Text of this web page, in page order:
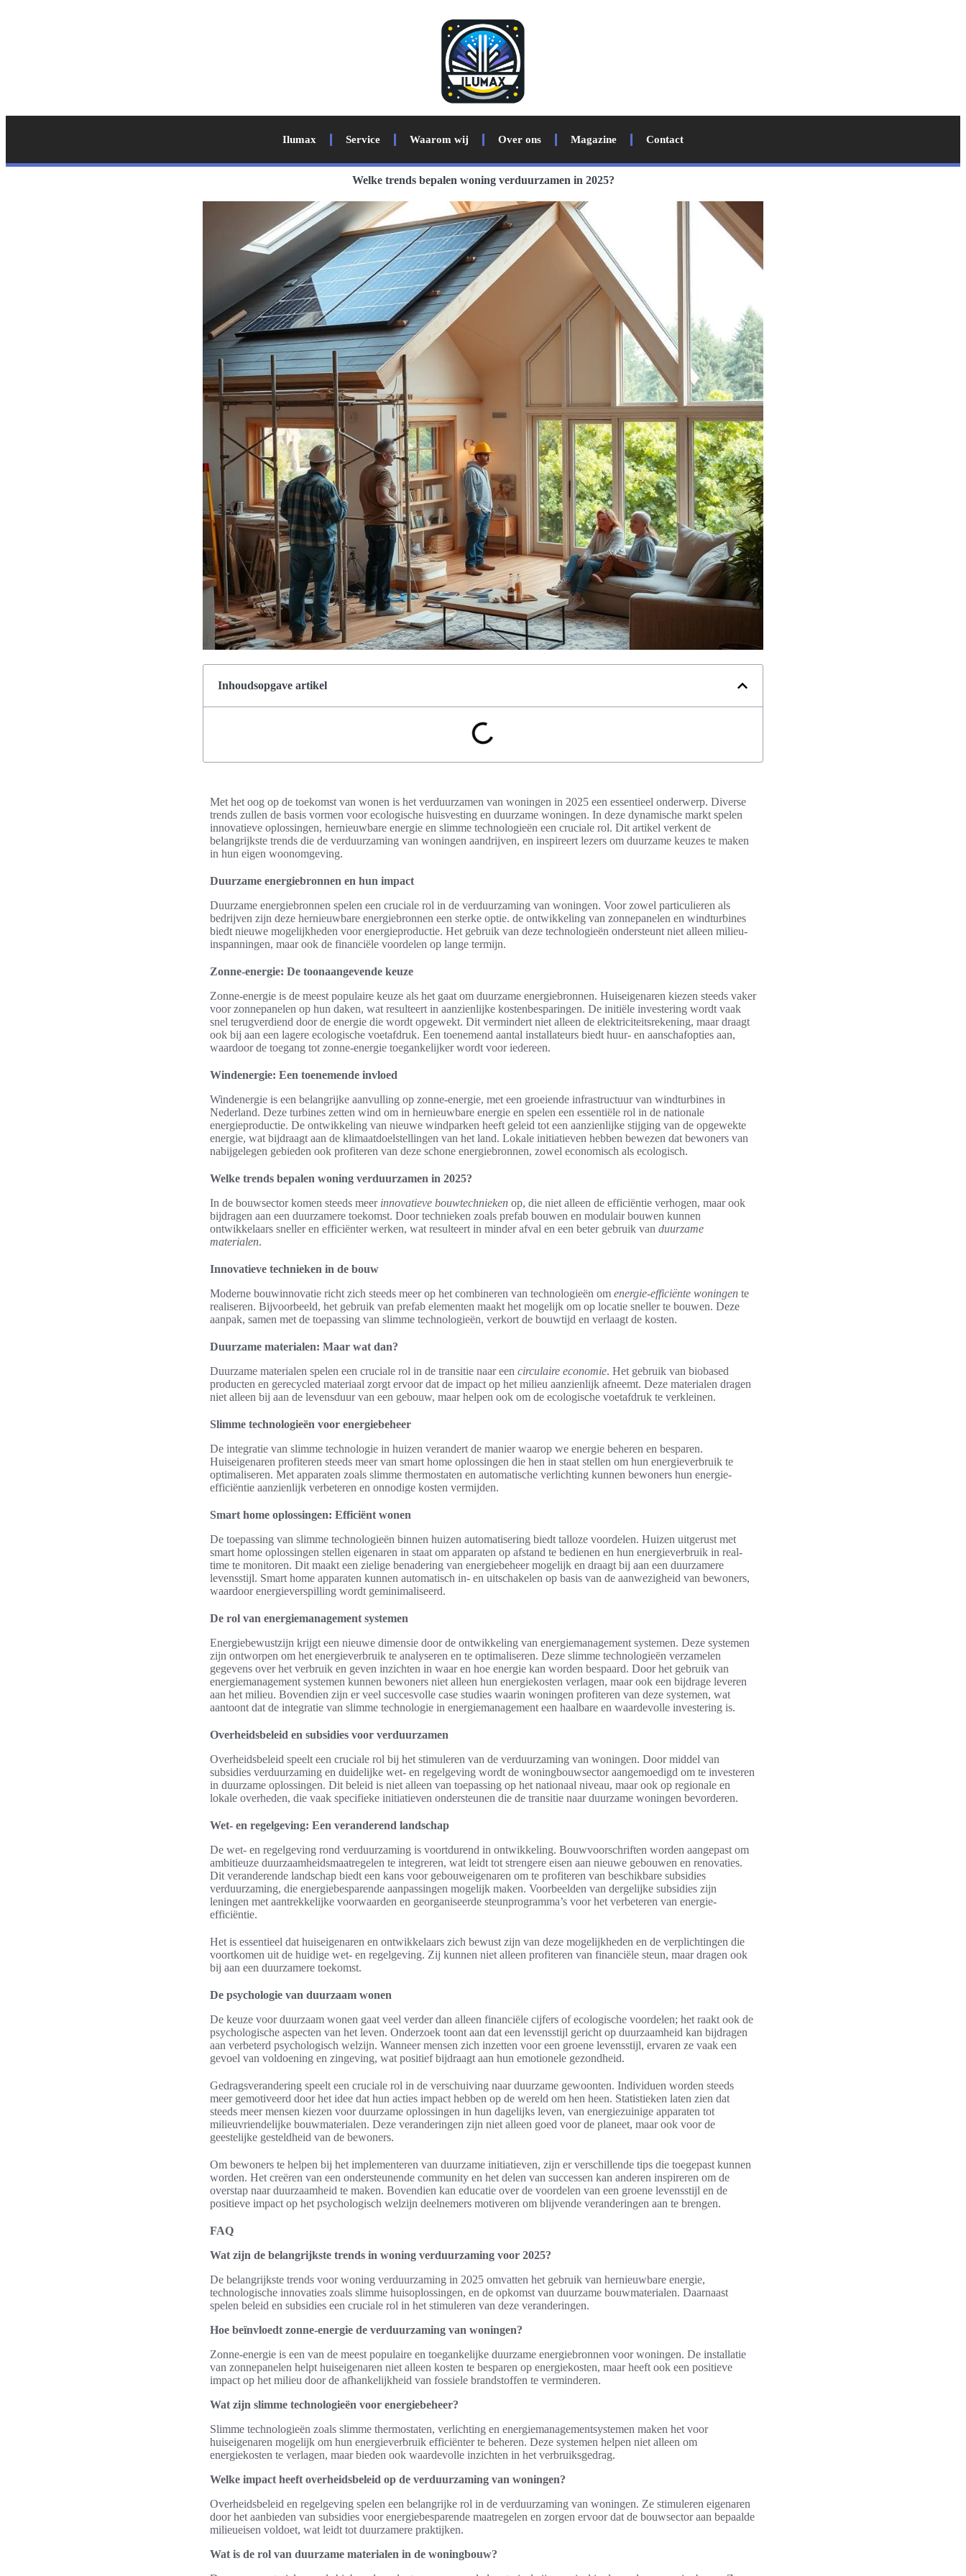
Ilumax Service Waarom wij Over ons Magazine Contact
Welke trends bepalen woning verduurzamen in 2025?
Inhoudsopgave artikel
Met het oog op de toekomst van wonen is het verduurzamen van woningen in 2025 een essentieel onderwerp. Diverse
trends zullen de basis vormen voor ecologische huisvesting en duurzame woningen. In deze dynamische markt spelen
innovatieve oplossingen, hernieuwbare energie en slimme technologieën een cruciale rol. Dit artikel verkent de
belangrijkste trends die de verduurzaming van woningen aandrijven, en inspireert lezers om duurzame keuzes te maken
in hun eigen woonomgeving.
Duurzame energiebronnen en hun impact
Duurzame energiebronnen spelen een cruciale rol in de verduurzaming van woningen. Voor zowel particulieren als
bedrijven zijn deze hernieuwbare energiebronnen een sterke optie. de ontwikkeling van zonnepanelen en windturbines
biedt nieuwe mogelijkheden voor energieproductie. Het gebruik van deze technologieën ondersteunt niet alleen milieu-
inspanningen, maar ook de financiële voordelen op lange termijn.
Zonne-energie: De toonaangevende keuze
Zonne-energie is de meest populaire keuze als het gaat om duurzame energiebronnen. Huiseigenaren kiezen steeds vaker
voor zonnepanelen op hun daken, wat resulteert in aanzienlijke kostenbesparingen. De initiële investering wordt vaak
snel terugverdiend door de energie die wordt opgewekt. Dit vermindert niet alleen de elektriciteitsrekening, maar draagt
ook bij aan een lagere ecologische voetafdruk. Een toenemend aantal installateurs biedt huur- en aanschafopties aan,
waardoor de toegang tot zonne-energie toegankelijker wordt voor iedereen.
Windenergie: Een toenemende invloed
Windenergie is een belangrijke aanvulling op zonne-energie, met een groeiende infrastructuur van windturbines in
Nederland. Deze turbines zetten wind om in hernieuwbare energie en spelen een essentiële rol in de nationale
energieproductie. De ontwikkeling van nieuwe windparken heeft geleid tot een aanzienlijke stijging van de opgewekte
energie, wat bijdraagt aan de klimaatdoelstellingen van het land. Lokale initiatieven hebben bewezen dat bewoners van
nabijgelegen gebieden ook profiteren van deze schone energiebronnen, zowel economisch als ecologisch.
Welke trends bepalen woning verduurzamen in 2025?
In de bouwsector komen steeds meer innovatieve bouwtechnieken op, die niet alleen de efficiëntie verhogen, maar ook
bijdragen aan een duurzamere toekomst. Door technieken zoals prefab bouwen en modulair bouwen kunnen
ontwikkelaars sneller en efficiënter werken, wat resulteert in minder afval en een beter gebruik van duurzame
materialen.
Innovatieve technieken in de bouw
Moderne bouwinnovatie richt zich steeds meer op het combineren van technologieën om energie-efficiënte woningen te
realiseren. Bijvoorbeeld, het gebruik van prefab elementen maakt het mogelijk om op locatie sneller te bouwen. Deze
aanpak, samen met de toepassing van slimme technologieën, verkort de bouwtijd en verlaagt de kosten.
Duurzame materialen: Maar wat dan?
Duurzame materialen spelen een cruciale rol in de transitie naar een circulaire economie. Het gebruik van biobased
producten en gerecycled materiaal zorgt ervoor dat de impact op het milieu aanzienlijk afneemt. Deze materialen dragen
niet alleen bij aan de levensduur van een gebouw, maar helpen ook om de ecologische voetafdruk te verkleinen.
Slimme technologieën voor energiebeheer
De integratie van slimme technologie in huizen verandert de manier waarop we energie beheren en besparen.
Huiseigenaren profiteren steeds meer van smart home oplossingen die hen in staat stellen om hun energieverbruik te
optimaliseren. Met apparaten zoals slimme thermostaten en automatische verlichting kunnen bewoners hun energie-
efficiëntie aanzienlijk verbeteren en onnodige kosten vermijden.
Smart home oplossingen: Efficiënt wonen
De toepassing van slimme technologieën binnen huizen automatisering biedt talloze voordelen. Huizen uitgerust met
smart home oplossingen stellen eigenaren in staat om apparaten op afstand te bedienen en hun energieverbruik in real-
time te monitoren. Dit maakt een zielige benadering van energiebeheer mogelijk en draagt bij aan een duurzamere
levensstijl. Smart home apparaten kunnen automatisch in- en uitschakelen op basis van de aanwezigheid van bewoners,
waardoor energieverspilling wordt geminimaliseerd.
De rol van energiemanagement systemen
Energiebewustzijn krijgt een nieuwe dimensie door de ontwikkeling van energiemanagement systemen. Deze systemen
zijn ontworpen om het energieverbruik te analyseren en te optimaliseren. Deze slimme technologieën verzamelen
gegevens over het verbruik en geven inzichten in waar en hoe energie kan worden bespaard. Door het gebruik van
energiemanagement systemen kunnen bewoners niet alleen hun energiekosten verlagen, maar ook een bijdrage leveren
aan het milieu. Bovendien zijn er veel succesvolle case studies waarin woningen profiteren van deze systemen, wat
aantoont dat de integratie van slimme technologie in energiemanagement een haalbare en waardevolle investering is.
Overheidsbeleid en subsidies voor verduurzamen
Overheidsbeleid speelt een cruciale rol bij het stimuleren van de verduurzaming van woningen. Door middel van
subsidies verduurzaming en duidelijke wet- en regelgeving wordt de woningbouwsector aangemoedigd om te investeren
in duurzame oplossingen. Dit beleid is niet alleen van toepassing op het nationaal niveau, maar ook op regionale en
lokale overheden, die vaak specifieke initiatieven ondersteunen die de transitie naar duurzame woningen bevorderen.
Wet- en regelgeving: Een veranderend landschap
De wet- en regelgeving rond verduurzaming is voortdurend in ontwikkeling. Bouwvoorschriften worden aangepast om
ambitieuze duurzaamheidsmaatregelen te integreren, wat leidt tot strengere eisen aan nieuwe gebouwen en renovaties.
Dit veranderende landschap biedt een kans voor gebouweigenaren om te profiteren van beschikbare subsidies
verduurzaming, die energiebesparende aanpassingen mogelijk maken. Voorbeelden van dergelijke subsidies zijn
leningen met aantrekkelijke voorwaarden en georganiseerde steunprogramma’s voor het verbeteren van energie-
efficiëntie.
Het is essentieel dat huiseigenaren en ontwikkelaars zich bewust zijn van deze mogelijkheden en de verplichtingen die
voortkomen uit de huidige wet- en regelgeving. Zij kunnen niet alleen profiteren van financiële steun, maar dragen ook
bij aan een duurzamere toekomst.
De psychologie van duurzaam wonen
De keuze voor duurzaam wonen gaat veel verder dan alleen financiële cijfers of ecologische voordelen; het raakt ook de
psychologische aspecten van het leven. Onderzoek toont aan dat een levensstijl gericht op duurzaamheid kan bijdragen
aan verbeterd psychologisch welzijn. Wanneer mensen zich inzetten voor een groene levensstijl, ervaren ze vaak een
gevoel van voldoening en zingeving, wat positief bijdraagt aan hun emotionele gezondheid.
Gedragsverandering speelt een cruciale rol in de verschuiving naar duurzame gewoonten. Individuen worden steeds
meer gemotiveerd door het idee dat hun acties impact hebben op de wereld om hen heen. Statistieken laten zien dat
steeds meer mensen kiezen voor duurzame oplossingen in hun dagelijks leven, van energiezuinige apparaten tot
milieuvriendelijke bouwmaterialen. Deze veranderingen zijn niet alleen goed voor de planeet, maar ook voor de
geestelijke gesteldheid van de bewoners.
Om bewoners te helpen bij het implementeren van duurzame initiatieven, zijn er verschillende tips die toegepast kunnen
worden. Het creëren van een ondersteunende community en het delen van successen kan anderen inspireren om de
overstap naar duurzaamheid te maken. Bovendien kan educatie over de voordelen van een groene levensstijl en de
positieve impact op het psychologisch welzijn deelnemers motiveren om blijvende veranderingen aan te brengen.
FAQ
Wat zijn de belangrijkste trends in woning verduurzaming voor 2025?
De belangrijkste trends voor woning verduurzaming in 2025 omvatten het gebruik van hernieuwbare energie,
technologische innovaties zoals slimme huisoplossingen, en de opkomst van duurzame bouwmaterialen. Daarnaast
spelen beleid en subsidies een cruciale rol in het stimuleren van deze veranderingen.
Hoe beïnvloedt zonne-energie de verduurzaming van woningen?
Zonne-energie is een van de meest populaire en toegankelijke duurzame energiebronnen voor woningen. De installatie
van zonnepanelen helpt huiseigenaren niet alleen kosten te besparen op energiekosten, maar heeft ook een positieve
impact op het milieu door de afhankelijkheid van fossiele brandstoffen te verminderen.
Wat zijn slimme technologieën voor energiebeheer?
Slimme technologieën zoals slimme thermostaten, verlichting en energiemanagementsystemen maken het voor
huiseigenaren mogelijk om hun energieverbruik efficiënter te beheren. Deze systemen helpen niet alleen om
energiekosten te verlagen, maar bieden ook waardevolle inzichten in het verbruiksgedrag.
Welke impact heeft overheidsbeleid op de verduurzaming van woningen?
Overheidsbeleid en regelgeving spelen een belangrijke rol in de verduurzaming van woningen. Ze stimuleren eigenaren
door het aanbieden van subsidies voor energiebesparende maatregelen en zorgen ervoor dat de bouwsector aan bepaalde
milieueisen voldoet, wat leidt tot duurzamere praktijken.
Wat is de rol van duurzame materialen in de woningbouw?